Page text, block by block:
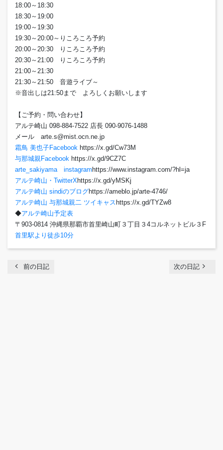
18:00～18:30
18:30～19:00
19:00～19:30
19:30～20:00～りころころ予約
20:00～20:30 りころころ予約
20:30～21:00 りころころ予約
21:00～21:30
21:30～21:50 音遊ライブ～
※音出しは21:50まで よろしくお願いします
【ご予約・問い合わせ】
アルテ崎山 098-884-7522 店長 090-9076-1488
メール arte.s@mist.ocn.ne.jp
霜鳥 美也子Facebook https://x.gd/Cw73M
与那城親Facebook https://x.gd/9CZ7C
arte_sakiyama instagram https://www.instagram.com/?hl=ja
アルテ崎山・TwitterXhttps://x.gd/yMSKj
アルテ崎山 sindiのブログhttps://ameblo.jp/arte-4746/
アルテ崎山 与那城親二 ツイキャス https://x.gd/TYZw8
◆アルテ崎山予定表
〒903-0814 沖縄県那覇市首里崎山町３丁目３4コルネットビル３F
首里駅より徒歩10分
chevron_left 前の日記 次の日記 navigate_next